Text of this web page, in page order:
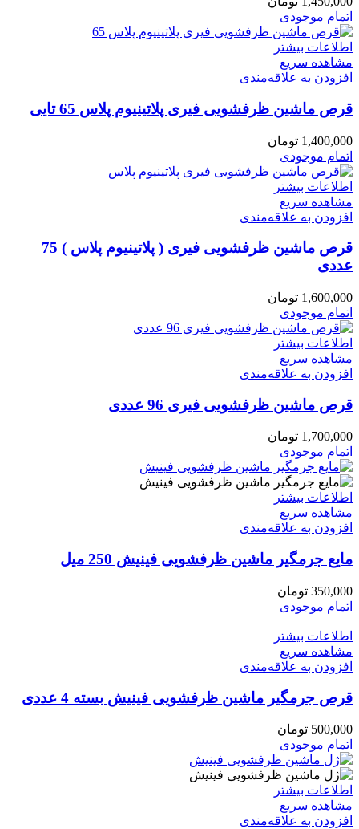
اتمام موجودی
اطلاعات بیشتر
مشاهده سریع
افزودن به علاقه‌مندی
قرص ماشین ظرفشویی فیری پلاتینیوم پلاس 65 تایی
1,400,000 تومان
اتمام موجودی
اطلاعات بیشتر
مشاهده سریع
افزودن به علاقه‌مندی
قرص ماشین ظرفشویی فیری ( پلاتینیوم پلاس ) 75
عددی
1,600,000 تومان
اتمام موجودی
اطلاعات بیشتر
مشاهده سریع
افزودن به علاقه‌مندی
قرص ماشین ظرفشویی فیری 96 عددی
1,700,000 تومان
اتمام موجودی
اطلاعات بیشتر
مشاهده سریع
افزودن به علاقه‌مندی
مایع جرمگیر ماشین ظرفشویی فینیش 250 میل
350,000 تومان
اتمام موجودی
اطلاعات بیشتر
مشاهده سریع
افزودن به علاقه‌مندی
قرص جرمگیر ماشین ظرفشویی فینیش بسته 4 عددی
500,000 تومان
اتمام موجودی
اطلاعات بیشتر
مشاهده سریع
افزودن به علاقه‌مندی